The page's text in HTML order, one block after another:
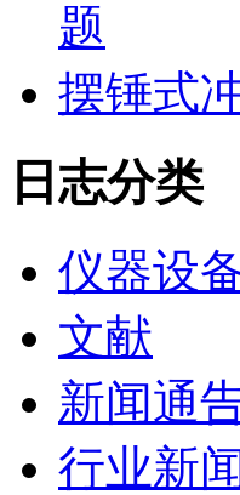
题
摆锤式
日志分类
仪器设
文献
新闻通
行业新